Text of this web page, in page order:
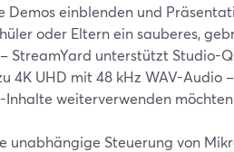
einblenden und
oder Eltern ein sauberes,
– StreamYard unterstützt Studio-
4K UHD mit 48 kHz WAV-Audio
Inhalte weiterverwenden
unabhängige Steuerung von